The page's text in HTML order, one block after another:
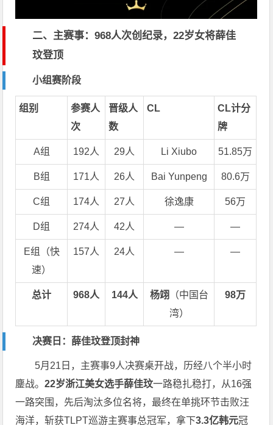
二、主赛事：968人次创纪录，22岁女将薛佳
玟登顶
小组赛阶段
组别
参赛人
次
晋级人
数
CL
CL计分
牌
A组 192人 29人 Li Xiubo 51.85万
B组 171人 26人 Bai Yunpeng 80.6万
C组 174人 27人 徐逸康 56万
D组 274人 42人 — —
E组（快
速）
157人 24人 — —
总计 968人 144人 杨翊
（中国台
湾）
98万
决赛日：薛佳玟登顶封神
5月21日，主赛事9人决赛桌开战，历经八个半小时
鏖战。22岁浙江美女选手薛佳玟一路稳扎稳打，从16强
一路突围，先后淘汰多位名将，最终在单挑环节击败汪
海洋，斩获TLPT巡游主赛事总冠军，拿下3.3亿韩元冠